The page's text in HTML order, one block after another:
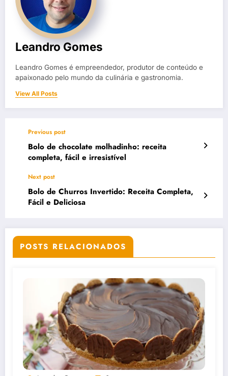
Leandro Gomes
Leandro Gomes é empreendedor, produtor de conteúdo e
apaixonado pelo mundo da culinária e gastronomia.
View All Posts
Previous post
Bolo de chocolate molhadinho: receita
completa, fácil e irresistível
Next post
Bolo de Churros Invertido: Receita Completa,
Fácil e Deliciosa
POSTS RELACIONADOS